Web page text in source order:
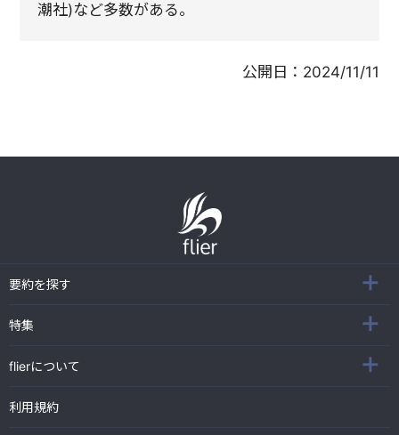
潮社)など多数がある。
公開日： 2024/11/11
要約を探す
特集
flierについて
利用規約